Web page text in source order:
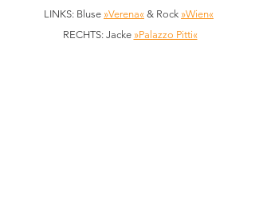
LINKS: Bluse »Verena« & Rock »Wien«
RECHTS: Jacke »Palazzo Pitti«